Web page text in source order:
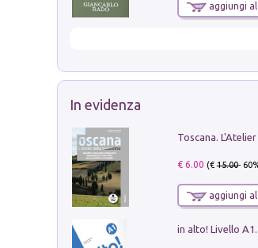
aggiungi
In evidenza
Toscana.
€ 6.00 (€15.00-
aggiungi